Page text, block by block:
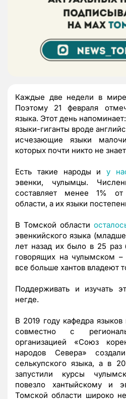
Каждые две недели в
Поэтому 21 февраля
языка. Этот день
языки-гиганты вроде
исчезающие языки
которых почти никто не
Есть такие народы и у
эвенки, чулымцы.
составляет менее 1%
области, а их языки
В Томской области
эвенкийского языка
лет назад их было в 25
говорящих на чулымском –
все больше хантов владеют
Поддерживать и изучать
негде.
В 2019 году кафедра
совместно с
организацией «Союз
народов Севера»
селькупского языка, а в
запустили курсы
повезло хантыйскому и
Томской области широко